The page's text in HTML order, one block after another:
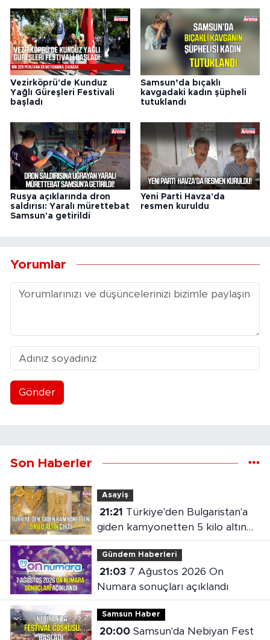
Vezirköprü'de Kunduz
Yağlı Güreşleri Festivali
başladı
Samsun’da bıçaklı
kavgadaki kadın şüpheli
tutuklandı
Rusya açıklarında dron
saldırısı: Yaralı mürettebat
Samsun'a getirildi
Yeni Parti Havza'da
resmen kuruldu
Yorumlar
Gönder
Son Haberler
Asayiş
21:21
giden kamyonetten 5 kilo altın
çıktı
Gündem Haberleri
21:037 Ağustos 2026 On
Numara sonuçları açıklandı
Samsun Haber
20:00Samsun'da Nebiyan Fest